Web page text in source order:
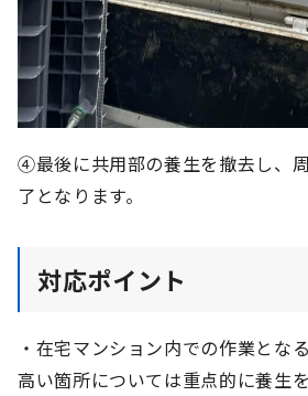
④最後に共用部の養生を撤去し、
了となります。
対応ポイント
・在宅マンション内での作業とな
高い箇所については重点的に養生